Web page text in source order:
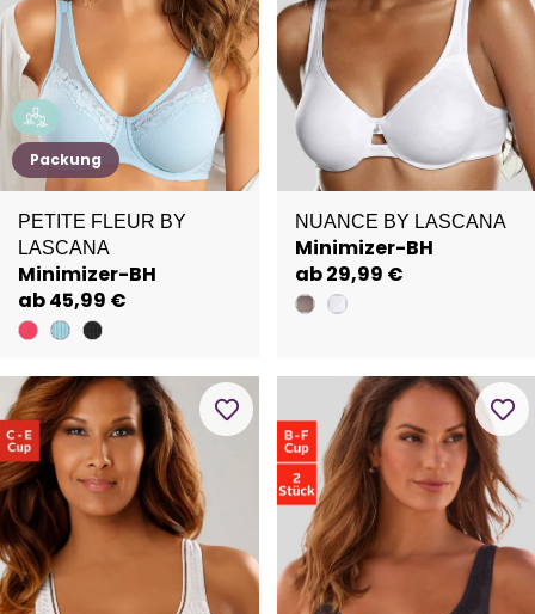
Packung
PETITE FLEUR BY
LASCANA
Minimizer-BH
ab 45,99 €
NUANCE BY LASCANA
Minimizer-BH
ab 29,99 €